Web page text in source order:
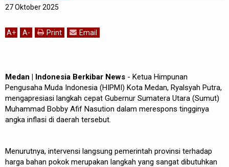
27 Oktober 2025
A+ A- Print Email
Medan | Indonesia Berkibar News - Ketua Himpunan
Pengusaha Muda Indonesia (HIPMI) Kota Medan, Ryalsyah Putra,
mengapresiasi langkah cepat Gubernur Sumatera Utara (Sumut)
Muhammad Bobby Afif Nasution dalam merespons tingginya
angka inflasi di daerah tersebut.
Menurutnya, intervensi langsung pemerintah provinsi terhadap
harga bahan pokok merupakan langkah yang sangat dibutuhkan